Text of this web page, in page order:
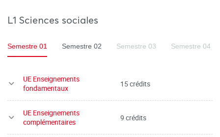
L1 Sciences sociales
Semestre 01 Semestre 02 Semestre 03 Semestre 04
UE Enseignements
fondamentaux
15 crédits
UE Enseignements
complémentaires
9 crédits